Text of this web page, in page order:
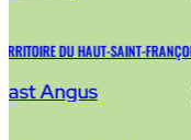
DU HAUT-SAINT-
Angus